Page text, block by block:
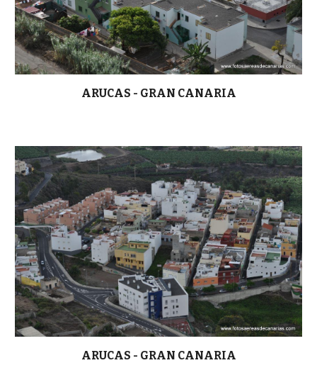
ARUCAS - GRAN CANARIA
ARUCAS - GRAN CANARIA